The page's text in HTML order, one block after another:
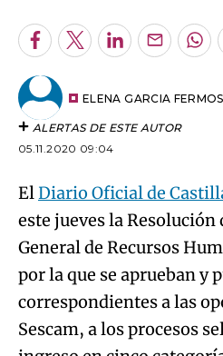
Facebook
TwitterLinkedInEnviar
ELENA GARCIA
ALERTAS DE ESTE AUTOR
05.11.2020 09:04
ElDiario Oficial de
este jueves la Resolución
General de Recursos
por la que se aprueban y
correspondientes a las
Sescam, a los procesos